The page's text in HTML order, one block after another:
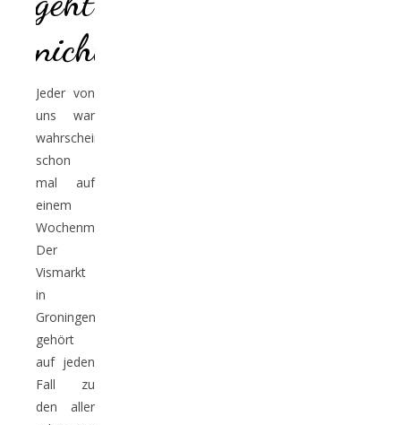
nicht
Jeder von
uns war
wahrscheinlich
schon
mal auf
einem
Wochenmarkt.
Der
Vismarkt
in
Groningen
gehört
auf jeden
Fall zu
den aller